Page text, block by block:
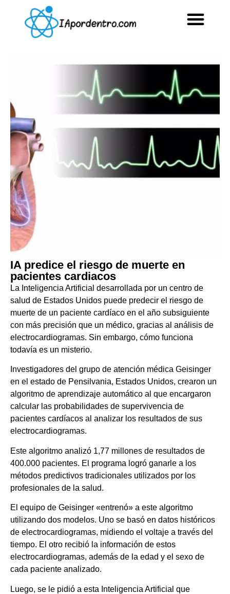
IA predice el riesgo de muerte en
pacientes cardiacos
La Inteligencia Artificial desarrollada por un centro de
salud de Estados Unidos puede predecir el riesgo de
muerte de un paciente cardíaco en el año subsiguiente
con más precisión que un médico, gracias al análisis de
electrocardiogramas. Sin embargo, cómo funciona
todavía es un misterio.
Investigadores del grupo de atención médica Geisinger
en el estado de Pensilvania, Estados Unidos, crearon un
algoritmo de aprendizaje automático al que encargaron
calcular las probabilidades de supervivencia de
pacientes cardíacos al analizar los resultados de sus
electrocardiogramas.
Este algoritmo analizó 1,77 millones de resultados de
400.000 pacientes. El programa logró ganarle a los
métodos predictivos tradicionales utilizados por los
profesionales de la salud.
El equipo de Geisinger «entrenó» a este algoritmo
utilizando dos modelos. Uno se basó en datos históricos
de electrocardiogramas, midiendo el voltaje a través del
tiempo. El otro recibió la información de estos
electrocardiogramas, además de la edad y el sexo de
cada paciente analizado.
Luego, se le pidió a esta Inteligencia Artificial que